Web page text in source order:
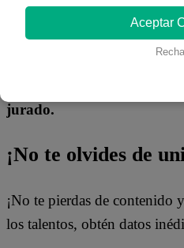
Ya sobre el escenario, la
jurado.
¡No te olvides de
¡No te pierdas de contenido
los talentos, obtén datos
Aceptar